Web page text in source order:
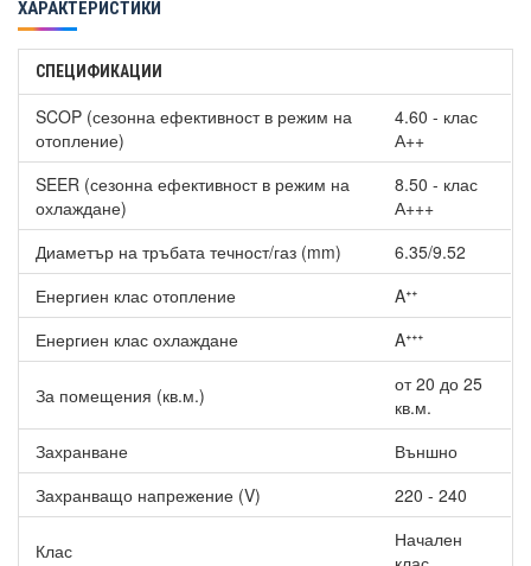
настройване на максимален ъгъл на въздушния поток,
предотвратявайки прякото попадение на въздушната струя.
3D циркулация на въздуха
множество направления, гарантирайки еднакво
разпространение на охладения въздух навсякъде в стаята.
Филтър с висока плътност
Този специализиран филтър за прах залавя дори най-
дребните частици, осигурявайки до 80% по-чиста и
здравословна атмосфера, в сравнение със стандартните
филтри.
Био филтър (HEPA)
Съставен от уникален биологичен ензим и екологичен
филтър, този био филтър залавя изключително малки частици
и неутрализира микроорганизми, като по този начин
предотвратява вторично замърсяване.
Супер йонизация
Тази технология изпуска обилие от иони, ефективно
премахващи неприятни миризми, прах и алергени, като
същевременно поддържа въздуха в помещението чист.
ХАРАКТЕРИСТИКИ
СПЕЦИФИКАЦИИ
SCOP (сезонна ефективност в режим на
отопление)
4.60 - клас
А++
SEER (сезонна ефективност в режим на
охлаждане)
8.50 - клас
А+++
Диаметър на тръбата течност/газ (mm)
6.35/9.52
Енергиен клас отопление
Aᐩᐩ
Енергиен клас охлаждане
Aᐩᐩᐩ
За помещения (кв.м.)
от 20 до 25
кв.м.
Захранване
Външно
Захранващо напрежение (V)
220 - 240
Клас
Начален